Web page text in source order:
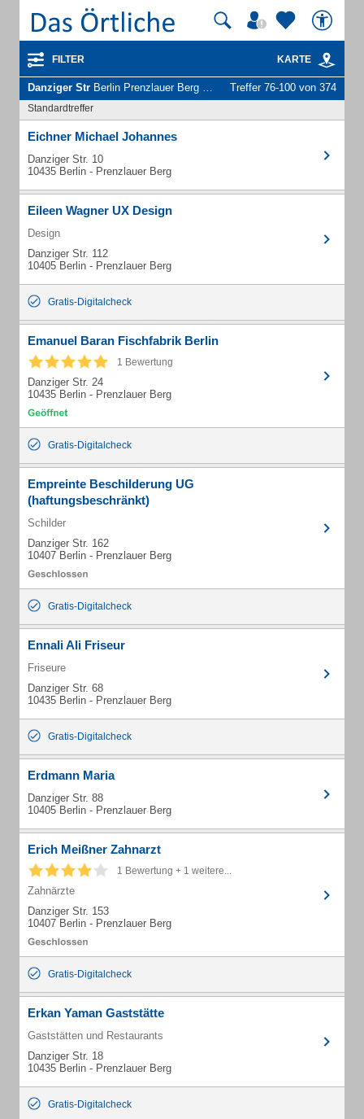
FILTER KARTE
Danziger Str Berlin Prenzlauer Berg - Unternehmen und Personen Treffer 76-100 von 374
Standardtreffer
Eichner Michael Johannes
Danziger Str. 10
10435 Berlin - Prenzlauer Berg
Eileen Wagner UX Design
Design
Danziger Str. 112
10405 Berlin - Prenzlauer Berg
Gratis-Digitalcheck
Emanuel Baran Fischfabrik Berlin
1 Bewertung
Danziger Str. 24
10435 Berlin - Prenzlauer Berg
Gratis-Digitalcheck
Empreinte Beschilderung UG
(haftungsbeschränkt)
Schilder
Danziger Str. 162
10407 Berlin - Prenzlauer Berg
Gratis-Digitalcheck
Ennali Ali Friseur
Friseure
Danziger Str. 68
10435 Berlin - Prenzlauer Berg
Gratis-Digitalcheck
Erdmann Maria
Danziger Str. 88
10405 Berlin - Prenzlauer Berg
Erich Meißner Zahnarzt
1 Bewertung + 1 weitere...
Zahnärzte
Danziger Str. 153
10407 Berlin - Prenzlauer Berg
Gratis-Digitalcheck
Erkan Yaman Gaststätte
Gaststätten und Restaurants
Danziger Str. 18
10435 Berlin - Prenzlauer Berg
Gratis-Digitalcheck